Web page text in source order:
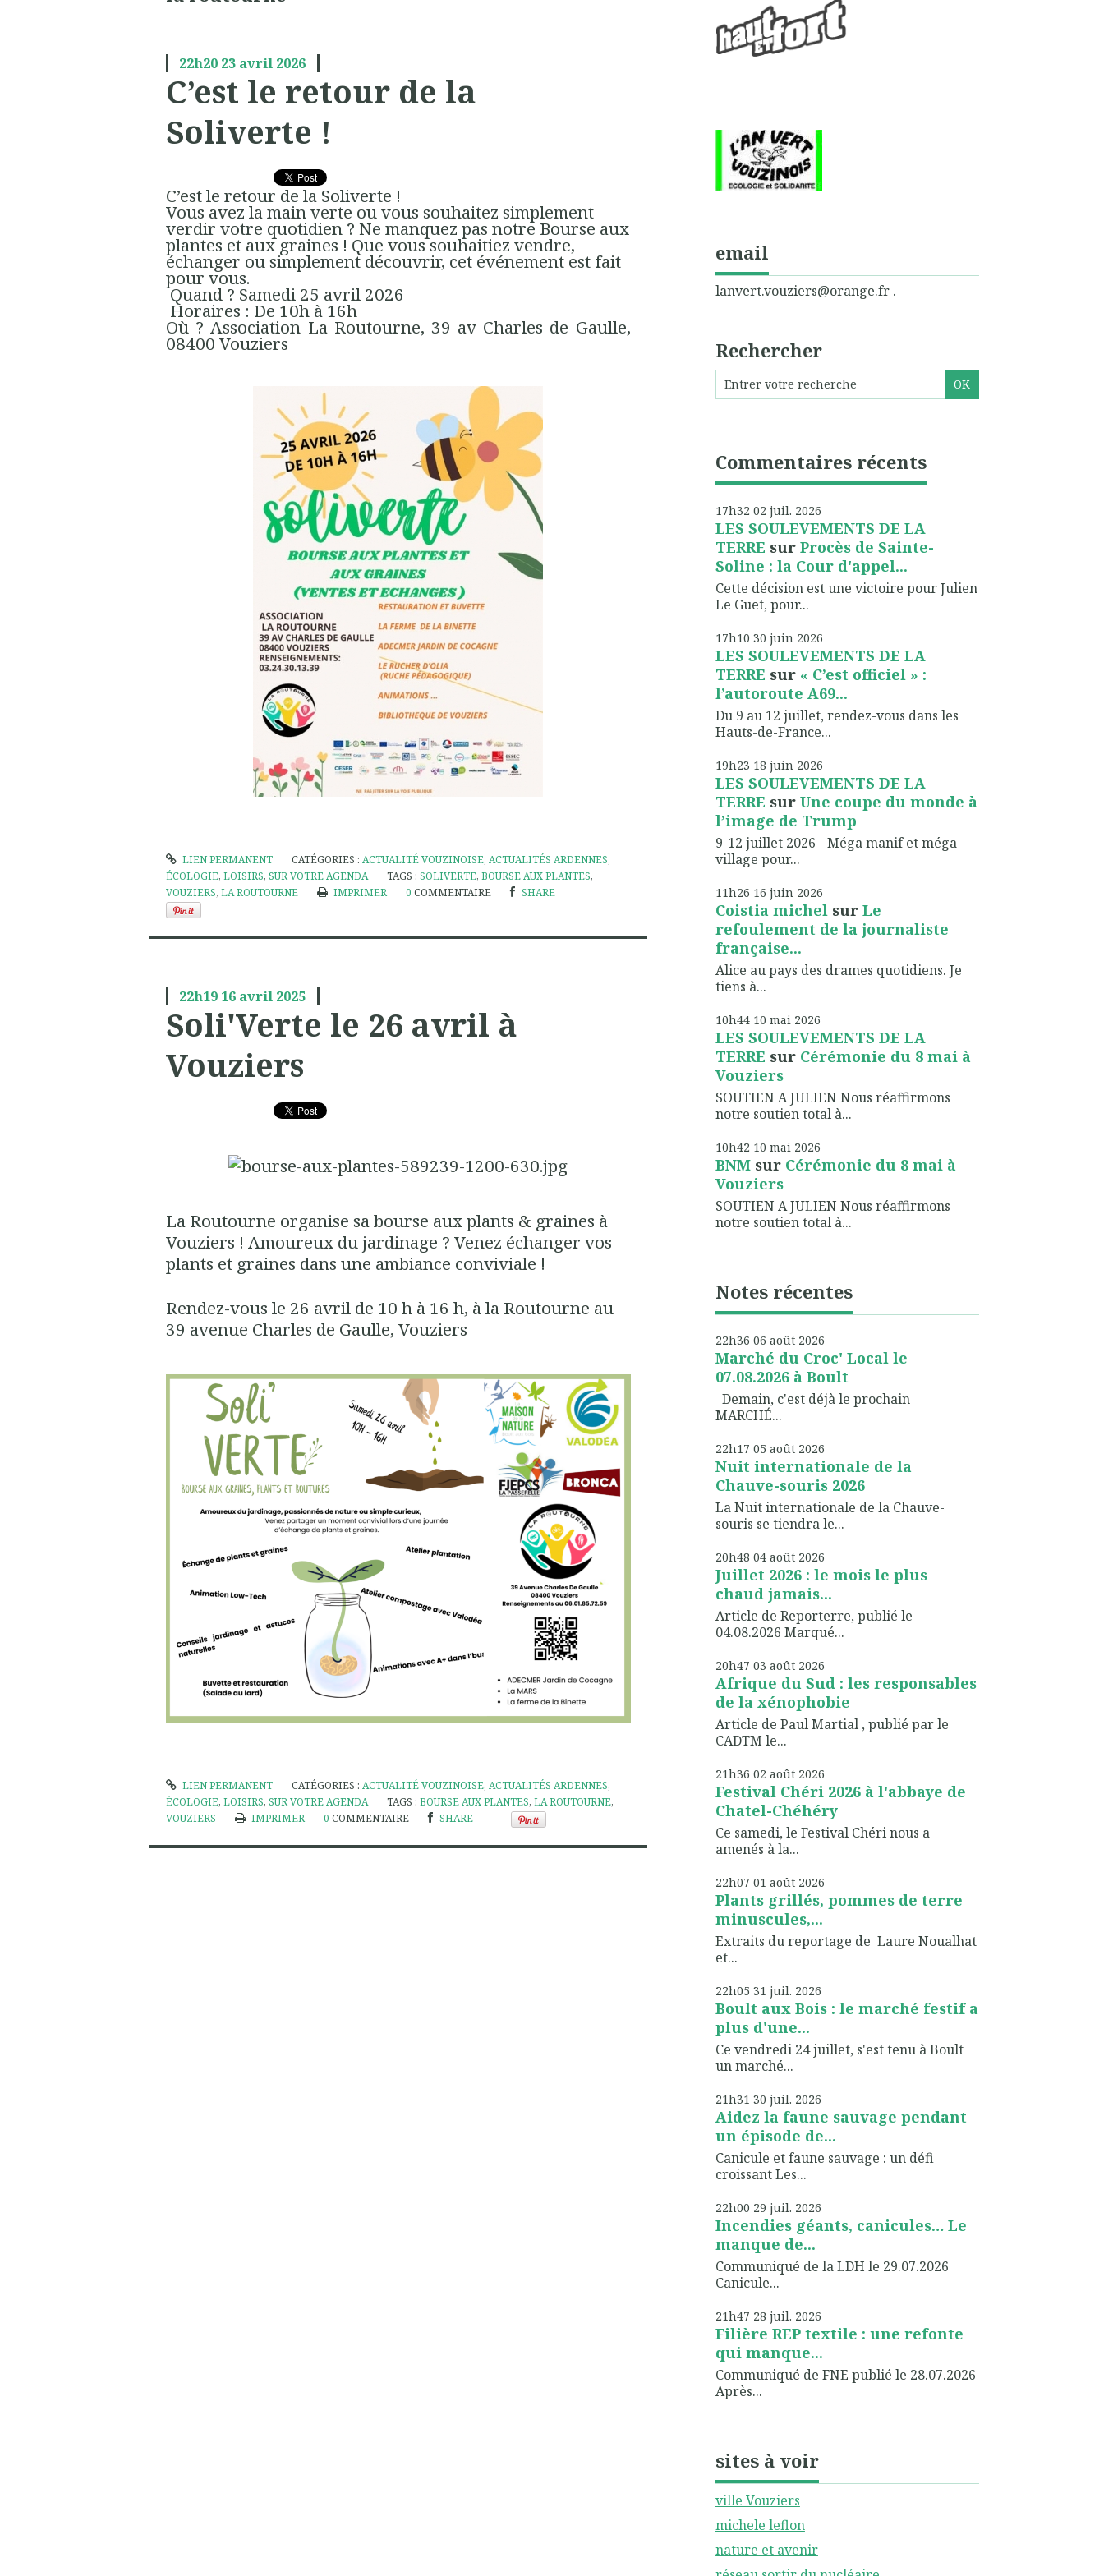
22h20 23 avril 2026
C’est le retour de la
Soliverte !
C’est le retour de la Soliverte !
Vous avez la main verte ou vous souhaitez simplement
verdir votre quotidien ? Ne manquez pas notre Bourse aux
plantes et aux graines ! Que vous souhaitiez vendre,
échanger ou simplement découvrir, cet événement est fait
pour vous.
Quand ? Samedi 25 avril 2026
Horaires : De 10h à 16h
Où ? Association La Routourne, 39 av Charles de Gaulle,
08400 Vouziers
LIEN PERMANENT CATÉGORIES :ACTUALITÉ VOUZINOISE,ACTUALITÉS ARDENNES,
ÉCOLOGIE, LOISIRS, SUR VOTRE AGENDA TAGS : SOLIVERTE, BOURSE AUX PLANTES,
VOUZIERS, LA ROUTOURNE IMPRIMER 0 COMMENTAIRE SHARE
22h19 16 avril 2025
Soli'Verte le 26 avril à
Vouziers
La Routourne organise sa bourse aux plants & graines à
Vouziers ! Amoureux du jardinage ? Venez échanger vos
plants et graines dans une ambiance conviviale !
Rendez-vous le 26 avril de 10 h à 16 h, à la Routourne au
39 avenue Charles de Gaulle, Vouziers
LIEN PERMANENT CATÉGORIES :ACTUALITÉ VOUZINOISE,ACTUALITÉS ARDENNES,
ÉCOLOGIE, LOISIRS, SUR VOTRE AGENDA TAGS : BOURSE AUX PLANTES, LA ROUTOURNE,
VOUZIERS
IMPRIMER 0 COMMENTAIRE SHARE
email
lanvert.vouziers@orange.fr .
Rechercher
Commentaires récents
17h32 02 juil. 2026
LES SOULEVEMENTS DE LA
TERRE sur Procès de Sainte-
Soline : la Cour d'appel...
Cette décision est une victoire pour Julien
Le Guet, pour...
17h10 30 juin 2026
LES SOULEVEMENTS DE LA
TERRE sur « C’est officiel » :
l’autoroute A69...
Du 9 au 12 juillet, rendez-vous dans les
Hauts-de-France...
19h23 18 juin 2026
LES SOULEVEMENTS DE LA
TERRE sur Une coupe du monde à
l’image de Trump
9-12 juillet 2026 - Méga manif et méga
village pour...
11h26 16 juin 2026
Coistia michelsur Le
refoulement de la journaliste
française...
Alice au pays des drames quotidiens. Je
tiens à...
10h44 10 mai 2026
LES SOULEVEMENTS DE LA
TERRE sur Cérémonie du 8 mai à
Vouziers
SOUTIEN A JULIEN Nous réaffirmons
notre soutien total à...
10h42 10 mai 2026
BNMsur Cérémonie du 8 mai à
Vouziers
SOUTIEN A JULIEN Nous réaffirmons
notre soutien total à...
Notes récentes
22h36 06 août 2026
Marché du Croc' Local le
07.08.2026 à Boult
Demain, c'est déjà le prochain
MARCHÉ...
22h17 05 août 2026
Nuit internationale de la
Chauve-souris 2026
La Nuit internationale de la Chauve-
souris se tiendra le...
20h48 04 août 2026
Juillet 2026 : le mois le plus
chaud jamais...
Article de Reporterre, publié le
04.08.2026 Marqué...
20h47 03 août 2026
Afrique du Sud : les responsables
de la xénophobie
Article de Paul Martial , publié par le
CADTM le...
21h36 02 août 2026
Festival Chéri 2026 à l'abbaye de
Chatel-Chéhéry
Ce samedi, le Festival Chéri nous a
amenés à la...
22h07 01 août 2026
Plants grillés, pommes de terre
minuscules,...
Extraits du reportage de Laure Noualhat
et...
22h05 31 juil. 2026
Boult aux Bois : le marché festif a
plus d'une...
Ce vendredi 24 juillet, s'est tenu à Boult
un marché...
21h31 30 juil. 2026
Aidez la faune sauvage pendant
un épisode de...
Canicule et faune sauvage : un défi
croissant Les...
22h00 29 juil. 2026
Incendies géants, canicules… Le
manque de...
Communiqué de la LDH le 29.07.2026
Canicule...
21h47 28 juil. 2026
Filière REP textile : une refonte
qui manque...
Communiqué de FNE publié le 28.07.2026
Après...
sites à voir
ville Vouziers
michele leflon
nature et avenir